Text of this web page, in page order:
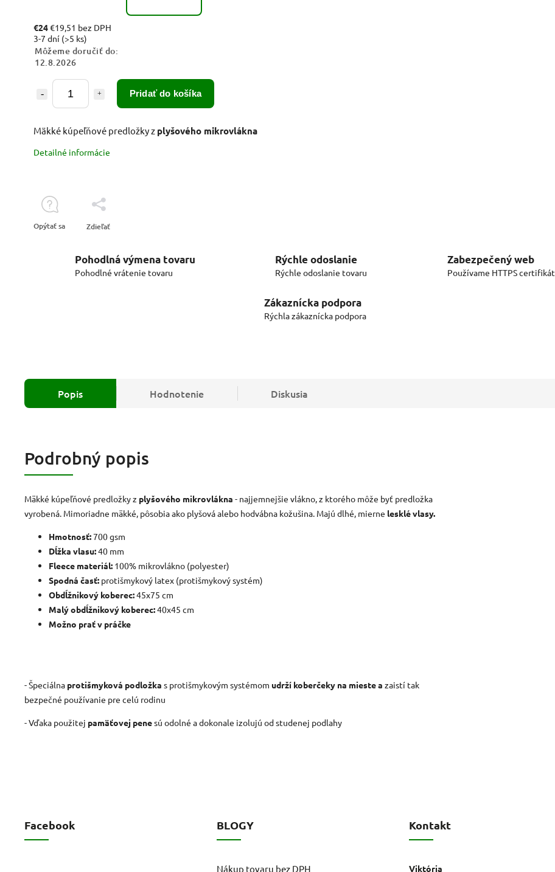
€24€19,51 bez DPH
3-7 dní (>5 ks)
Môžeme doručiť do:
12.8.2026
Pridať do košíka
Mäkké kúpeľňové predložky z plyšového mikrovlákna
Detailné informácie
Opýtať sa Zdieľať
Pohodlná výmena tovaru
Pohodlné vrátenie tovaru
Rýchle odoslanie
Rýchle odoslanie tovaru
Zabezpečený web
Používame HTTPS certifikát
Zákaznícka podpora
Rýchla zákaznícka podpora
Popis Hodnotenie Diskusia
Podrobný popis
Mäkké kúpeľňové predložky z plyšového mikrovlákna - najjemnejšie vlákno, z ktorého môže byť predložka
vyrobená. Mimoriadne mäkké, pôsobia ako plyšová alebo hodvábna kožušina. Majú dlhé, mierne lesklé vlasy.
Hmotnosť:700 gsm
Dĺžka vlasu:40 mm
Fleece materiál: 100% mikrovlákno (polyester)
Spodná časť: protišmykový latex (protišmykový systém)
Obdĺžnikový koberec:45x75 cm
Malý obdĺžnikový koberec:40x45 cm
Možno prať v práčke
- Špeciálna protišmyková podložka s protišmykovým systémom udrží koberčeky na mieste a zaistí tak
bezpečné používanie pre celú rodinu
- Vďaka použitej pamäťovej penesú odolné a dokonale izolujú od studenej podlahy
Facebook BLOGY
Nákup tovaru bez DPH
Kontakt
Viktória